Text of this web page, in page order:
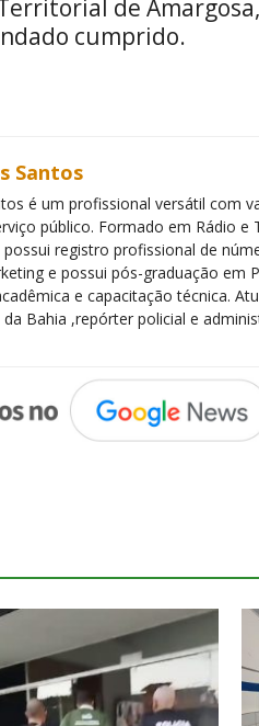
de
cumprido.
Santos
é um profissional versátil com
público. Formado em Rádio e
registro profissional de
e possui pós-graduação em
e capacitação técnica.
Bahia ,repórter policial e